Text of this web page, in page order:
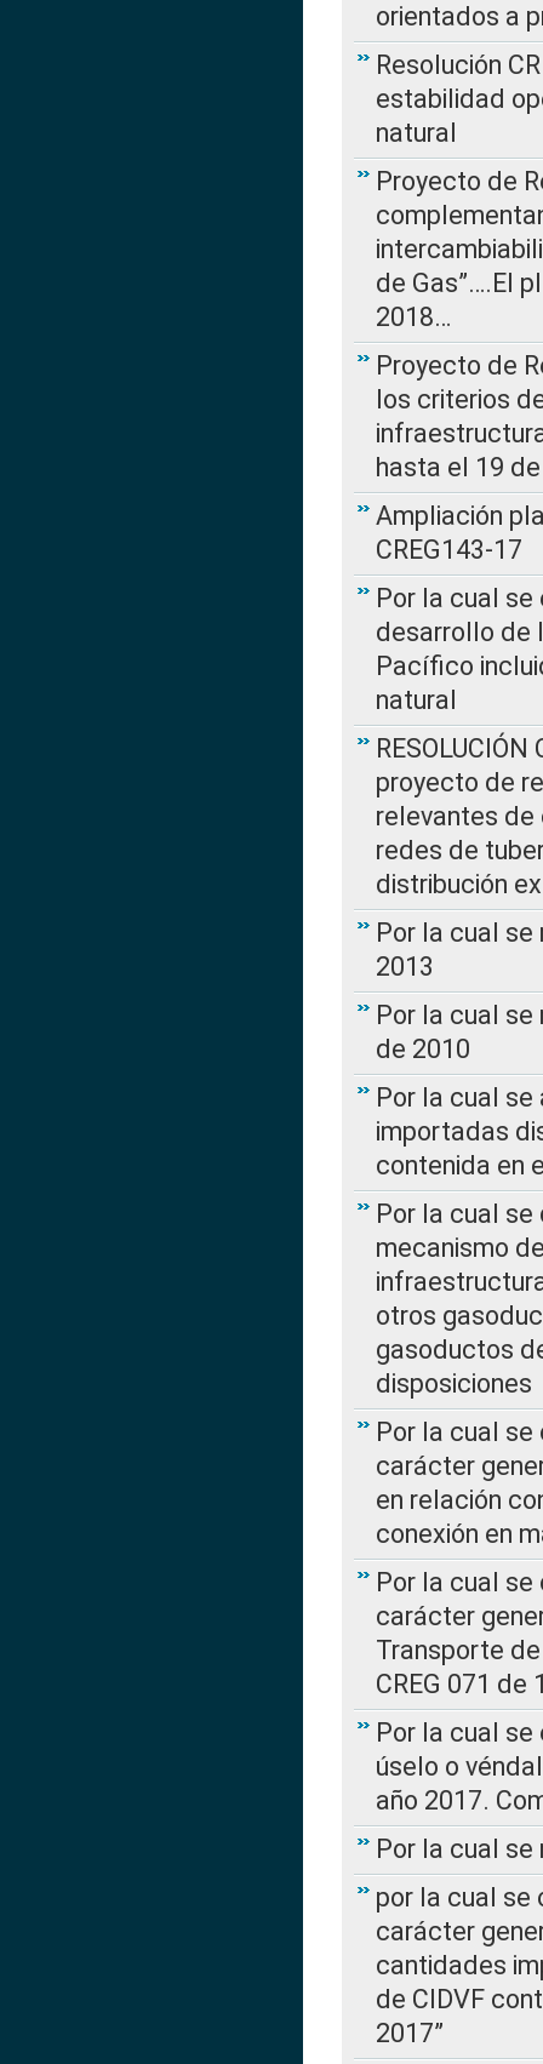
orientados a
Resolución
estabilidad
natural
Proyecto de
de Gas”….El
2018…
Proyecto de
los criterios
hasta el 19
Ampliación
CREG143-17
Por la cual
desarrollo de
Pacífico
natural
proyecto de
relevantes de
redes de
distribución
Por la cual se
2013
Por la cual se
de 2010
Por la cual
importadas
contenida en
Por la cual se
mecanismo
otros
gasoductos
disposiciones
Por la cual
carácter
en relación
conexión en
Por la cual
carácter
Transporte
CREG 071 de
Por la cual
úselo o
año 2017.
Por la cual se
por la cual se
carácter
cantidades
de CIDVF
2017”